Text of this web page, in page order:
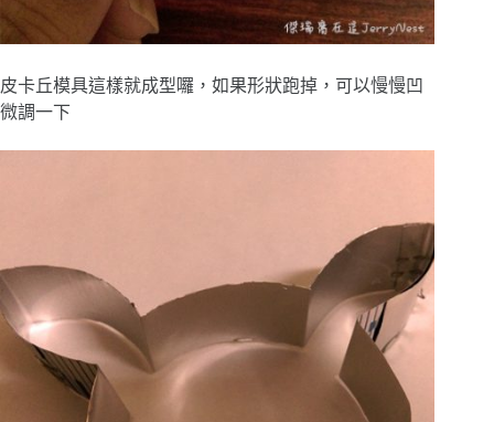
皮卡丘模具這樣就成型囉，如果形狀跑掉，可以慢慢凹
微調一下